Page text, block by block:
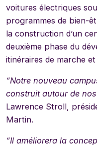
voitures électriques
programmes de bien-
la construction d’un
deuxième phase du
itinéraires de marche
“Notre nouveau
construit autour de
Lawrence Stroll,
Martin.
“Il améliorera la